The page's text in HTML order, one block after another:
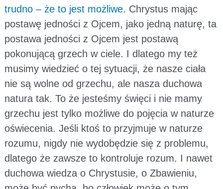
trudno – że to jest możliwe. Chrystus mając
postawę jedności z Ojcem, jako jedną naturę, ta
postawa jedności z Ojcem jest postawą
pokonującą grzech w ciele. I dlatego my też
musimy wiedzieć o tej sytuacji, że nasze ciała
nie są wolne od grzechu, ale nasza duchowa
natura tak. To że jesteśmy święci i nie mamy
grzechu jest tylko możliwe do pojęcia w naturze
oświecenia. Jeśli ktoś to przyjmuje w naturze
rozumu, nigdy nie wydobędzie się z problemu,
dlatego że zawsze to kontroluje rozum. I nawet
duchowa wiedza o Chrystusie, o Zbawieniu,